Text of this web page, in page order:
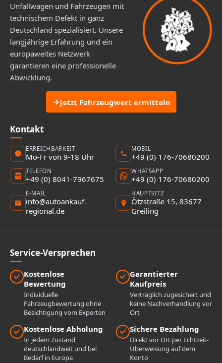
Unfallwagen und Fahrzeugen mit
technischem Defekt in ganz
Deutschland spezialisiert. Unsere
langjährige Erfahrung und ein
europaweites Netzwerk
garantieren eine professionelle
Abwicklung.
Jetzt Fahrzeugwert ermitteln
Kontakt
ERREICHBARKEIT
Mo-Fr von 9-18 Uhr
MOBIL
+49 (0) 176-70680200
TELEFON
+49 (0) 8041-7967675
WHATSAPP
+49 (0) 176-70680200
E-MAIL
info@autoankauf-
regional.de
HAUPTSITZ
Ötzstraße 15, 83677
Greiling
Service-Versprechen
Kostenlose
Bewertung
Individuelle
Fahrzeugbewertung ohne
Besichtigung vom Experten
Garantierter
Kaufpreis
Vertraglich zugesichert und
keine Nachverhandlung vor
Ort
Kostenlose Abholung
In jedem Zustand
deutschlandweit und bei
Bedarf in Europa
Sichere Bezahlung
Direkt vor Ort per Echtzeit-
Überweisung auf dem
Konto